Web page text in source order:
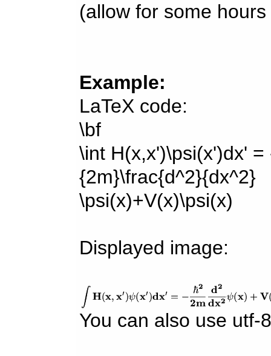
(allow for some
Example:
LaTeX code:
\bf
\int H(x,x')\psi(x')dx'
{2m}\frac{d^2}{dx^2}
\psi(x)+V(x)\psi(x)
Displayed image:
You can also use utf-